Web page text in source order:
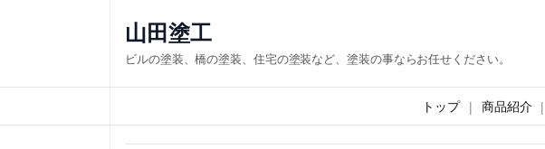
ス
キ
山田塗工
ビルの塗装、橋の塗装、住宅の塗装など、塗装の事ならお任せください。
トップ 商品紹介